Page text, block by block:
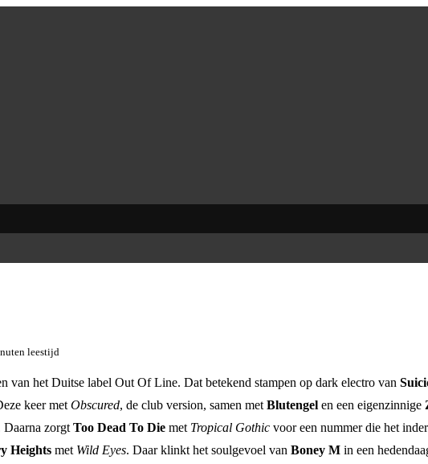
leestijd
van het Duitse label Out Of Line. Dat betekend stampen op dark electro van
keer met Obscured, de club version, samen met Blutengel en een eigenzinnige
Daarna zorgt Too Dead To Die met Tropical Gothic voor een nummer die het
Heights met Wild Eyes. Daar klinkt het soulgevoel van Boney M in een